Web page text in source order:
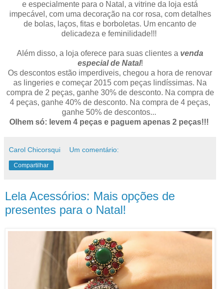
e especialmente para o Natal, a vitrine da loja está
impecável, com uma decoração na cor rosa, com detalhes
de bolas, laços, fitas e borboletas. Um encanto de
delicadeza e feminilidade!!!
Além disso, a loja oferece para suas clientes a venda
especial de Natal!
Os descontos estão imperdiveis, chegou a hora de renovar
as lingeries e começar 2015 com peças lindíssimas. Na
compra de 2 peças, ganhe 30% de desconto. Na compra de
4 peças, ganhe 40% de desconto. Na compra de 4 peças,
ganhe 50% de descontos...
Olhem só: levem 4 peças e paguem apenas 2 peças!!!
Carol Chicorsqui Um comentário:
Compartilhar
Lela Acessórios: Mais opções de
presentes para o Natal!